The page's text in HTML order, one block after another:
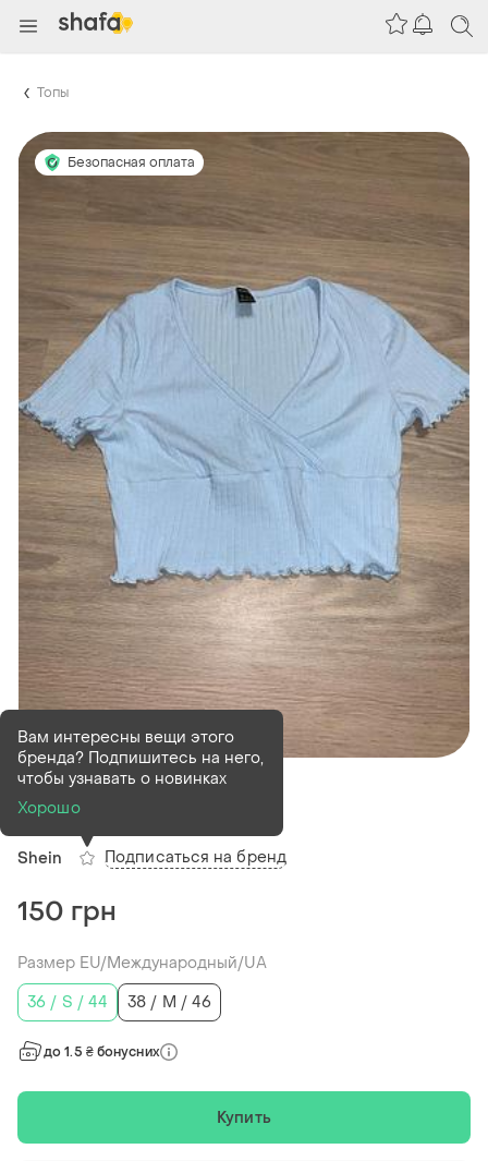
Топы
Безопасная оплата
В наличии 1 шт
Топ shein
Shein
Вам интересны вещи этого
бренда? Подпишитесь на него,
чтобы узнавать о новинках
Хорошо
Подписаться на бренд
150 грн
Размер EU/Международный/UA
36 / S / 44
38 / M / 46
до 1.5 ₴ бонусних
Купить